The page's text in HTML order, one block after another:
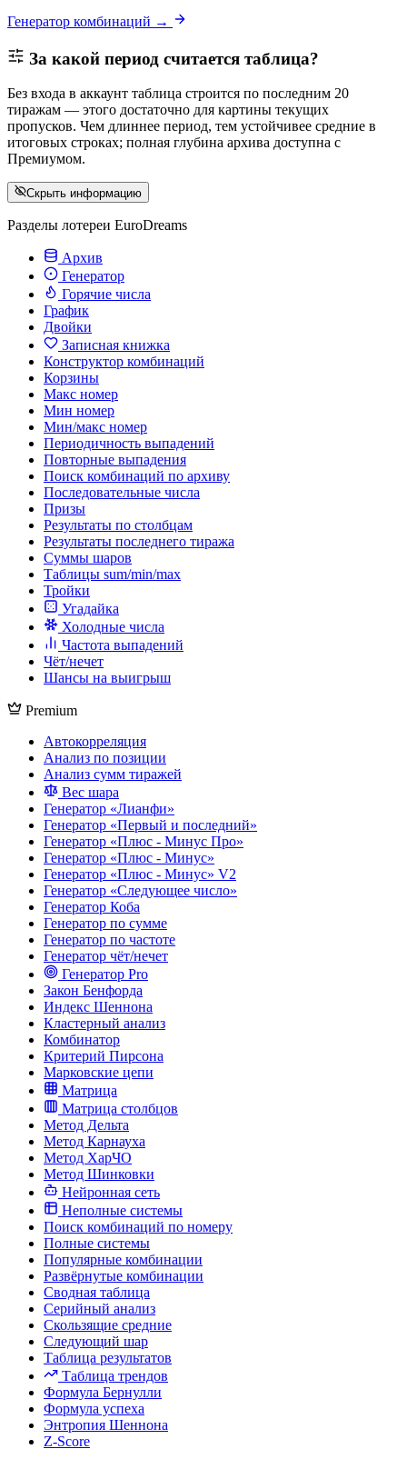
Генератор комбинаций →
За какой период считается таблица?
Без входа в аккаунт таблица строится по последним 20
тиражам — этого достаточно для картины текущих
пропусков. Чем длиннее период, тем устойчивее средние в
итоговых строках; полная глубина архива доступна с
Премиумом.
Скрыть информацию
Разделы лотереи EuroDreams
Архив
Генератор
Горячие числа
График
Двойки
Записная книжка
Конструктор комбинаций
Корзины
Макс номер
Мин номер
Мин/макс номер
Периодичность выпадений
Повторные выпадения
Поиск комбинаций по архиву
Последовательные числа
Призы
Результаты по столбцам
Результаты последнего тиража
Суммы шаров
Таблицы sum/min/max
Тройки
Угадайка
Холодные числа
Частота выпадений
Чёт/нечет
Шансы на выигрыш
Premium
Автокорреляция
Анализ по позиции
Анализ сумм тиражей
Вес шара
Генератор «Лианфи»
Генератор «Первый и последний»
Генератор «Плюс - Минус Про»
Генератор «Плюс - Минус»
Генератор «Плюс - Минус» V2
Генератор «Следующее число»
Генератор Коба
Генератор по сумме
Генератор по частоте
Генератор чёт/нечет
Генератор Pro
Закон Бенфорда
Индекс Шеннона
Кластерный анализ
Комбинатор
Критерий Пирсона
Марковские цепи
Матрица
Матрица столбцов
Метод Дельта
Метод Карнауха
Метод ХарЧО
Метод Шинковки
Нейронная сеть
Неполные системы
Поиск комбинаций по номеру
Полные системы
Популярные комбинации
Развёрнутые комбинации
Сводная таблица
Серийный анализ
Скользящие средние
Следующий шар
Таблица результатов
Таблица трендов
Формула Бернулли
Формула успеха
Энтропия Шеннона
Z-Score